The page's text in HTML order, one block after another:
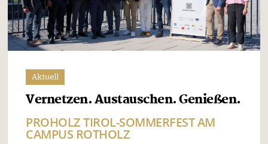
Aktuell
Vernetzen. Austauschen. Genießen.
PROHOLZ TIROL-SOMMERFEST AM
CAMPUS ROTHOLZ